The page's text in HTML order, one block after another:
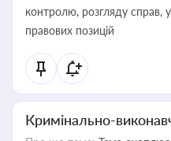
контролю, розгляду справ,
правових позицій
Кримінально-